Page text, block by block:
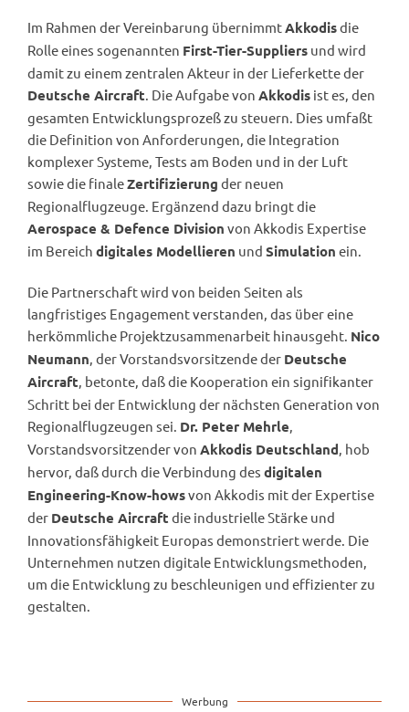
Im Rahmen der Vereinbarung übernimmtAkkodisdie
Rolle eines sogenannten First-Tier-Suppliers und wird
damit zu einem zentralen Akteur in der Lieferkette der
Deutsche Aircraft. Die Aufgabe von Akkodis ist es, den
gesamten Entwicklungsprozeß zu steuern. Dies umfaßt
die Definition von Anforderungen, die Integration
komplexer Systeme, Tests am Boden und in der Luft
sowie die finaleZertifizierung der neuen
Regionalflugzeuge. Ergänzend dazu bringt die
Aerospace & Defence Division von Akkodis Expertise
im Bereich digitales Modellieren und Simulation ein.
Die Partnerschaft wird von beiden Seiten als
langfristiges Engagement verstanden, das über eine
herkömmliche Projektzusammenarbeit hinausgeht. Nico
Neumann, der Vorstandsvorsitzende der Deutsche
Aircraft, betonte, daß die Kooperation ein signifikanter
Schritt bei der Entwicklung der nächsten Generation von
Regionalflugzeugen sei. Dr. Peter Mehrle,
Vorstandsvorsitzender von Akkodis Deutschland, hob
hervor, daß durch die Verbindung des digitalen
Engineering-Know-howsvon Akkodis mit der Expertise
der Deutsche Aircraft die industrielle Stärke und
Innovationsfähigkeit Europas demonstriert werde. Die
Unternehmen nutzen digitale Entwicklungsmethoden,
um die Entwicklung zu beschleunigen und effizienter zu
gestalten.
Werbung